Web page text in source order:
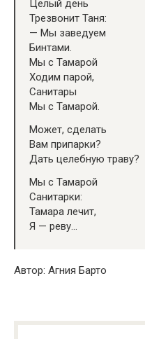
Целый день
Трезвонит Таня:
— Мы заведуем
Бинтами.
Мы с Тамарой
Ходим парой,
Санитары
Мы с Тамарой.
Может, сделать
Вам припарки?
Дать целебную траву?
Мы с Тамарой
Санитарки:
Тамара лечит,
Я — реву…
Автор: Агния Барто